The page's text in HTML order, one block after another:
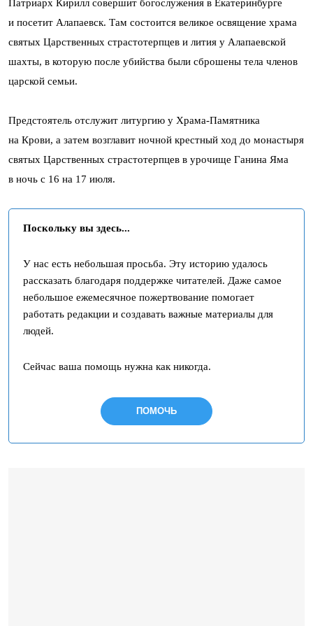
Патриарх Кирилл совершит богослужения в Екатеринбурге
и посетит Алапаевск. Там состоится великое освящение храма
святых Царственных страстотерпцев и лития у Алапаевской
шахты, в которую после убийства были сброшены тела членов
царской семьи.
Предстоятель отслужит литургию у Храма-Памятника
на Крови, а затем возглавит ночной крестный ход до монастыря
святых Царственных страстотерпцев в урочище Ганина Яма
в ночь с 16 на 17 июля.
Поскольку вы здесь...
У нас есть небольшая просьба. Эту историю удалось
рассказать благодаря поддержке читателей. Даже самое
небольшое ежемесячное пожертвование помогает
работать редакции и создавать важные материалы для
людей.
Сейчас ваша помощь нужна как никогда.
ПОМОЧЬ